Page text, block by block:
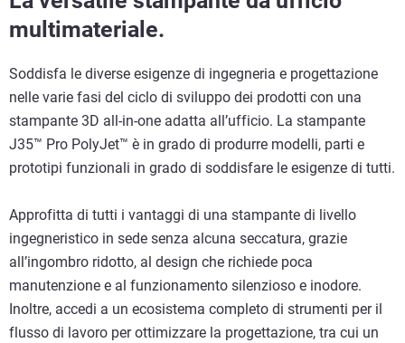
multimateriale.
Soddisfa le diverse esigenze di ingegneria e progettazione
nelle varie fasi del ciclo di sviluppo dei prodotti con una
stampante 3D all-in-one adatta all’ufficio. La stampante
J35™ Pro PolyJet™ è in grado di produrre modelli, parti e
prototipi funzionali in grado di soddisfare le esigenze di tutti.
Approfitta di tutti i vantaggi di una stampante di livello
ingegneristico in sede senza alcuna seccatura, grazie
all’ingombro ridotto, al design che richiede poca
manutenzione e al funzionamento silenzioso e inodore.
Inoltre, accedi a un ecosistema completo di strumenti per il
flusso di lavoro per ottimizzare la progettazione, tra cui un